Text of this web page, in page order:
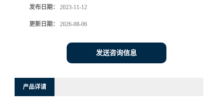
发布日期： 2023-11-12
更新日期： 2026-08-06
发送咨询信息
产品详请